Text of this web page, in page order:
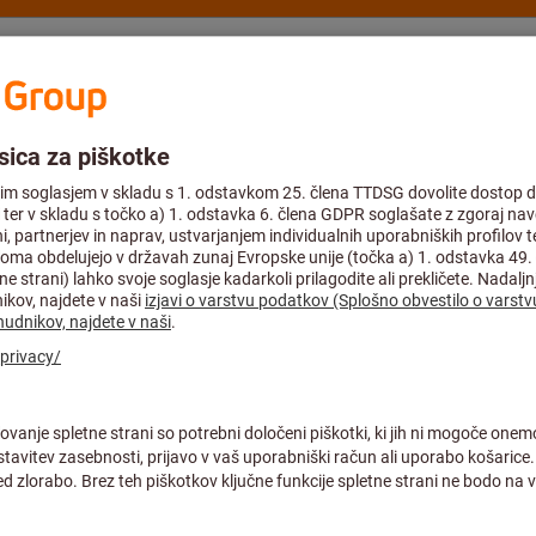
Svetovanje in podpora
trakovi, ojačani s tkanino
Lepilni trak,